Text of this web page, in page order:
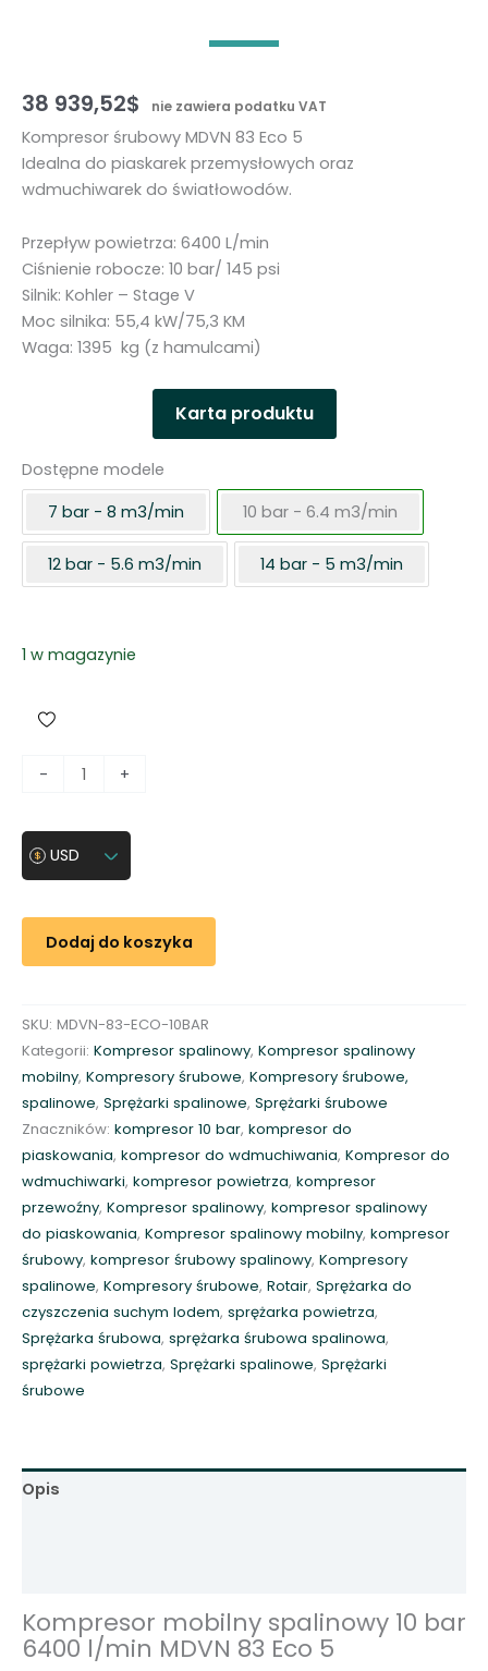
38 939,52$ nie zawiera podatku VAT
Kompresor śrubowy MDVN 83 Eco 5
Idealna do piaskarek przemysłowych oraz
wdmuchiwarek do światłowodów.
Przepływ powietrza: 6400 L/min
Ciśnienie robocze: 10 bar/ 145 psi
Silnik: Kohler – Stage V
Moc silnika: 55,4 kW/75,3 KM
Waga: 1395 kg (z hamulcami)
Karta produktu
Dostępne modele
7 bar - 8 m3/min
10 bar - 6.4 m3/min
12 bar - 5.6 m3/min 14 bar - 5 m3/min
1 w magazynie
-
ć
o
e
s
o
r
m
o
b
i
l
n
y
s
p
a
l
o
w
a
r
+
USD
Dodaj do koszyka
SKU: MDVN-83-ECO-10BAR
Kategorii: Kompresor spalinowy, Kompresor spalinowy
mobilny, Kompresory śrubowe, Kompresory śrubowe,
spalinowe, Sprężarki spalinowe, Sprężarki śrubowe
Znaczników: kompresor 10 bar, kompresor do
piaskowania, kompresor do wdmuchiwania, Kompresor do
wdmuchiwarki, kompresor powietrza, kompresor
przewoźny, Kompresor spalinowy, kompresor spalinowy
do piaskowania, Kompresor spalinowy mobilny, kompresor
śrubowy, kompresor śrubowy spalinowy, Kompresory
spalinowe, Kompresory śrubowe, Rotair, Sprężarka do
czyszczenia suchym lodem, sprężarka powietrza,
Sprężarka śrubowa, sprężarka śrubowa spalinowa,
sprężarki powietrza, Sprężarki spalinowe, Sprężarki
śrubowe
Opis
Kompresor mobilny spalinowy 10 bar
6400 l/min MDVN 83 Eco 5